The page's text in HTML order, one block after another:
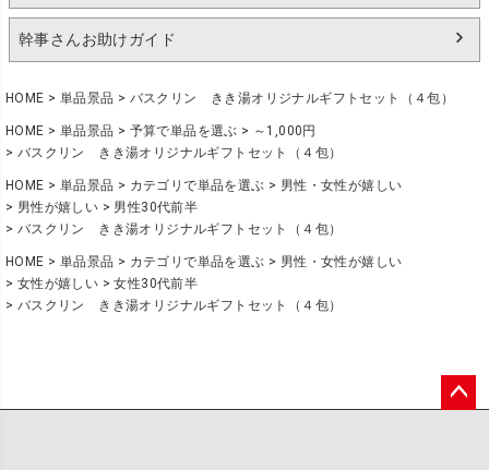
幹事さんお助けガイド
HOME 単品景品 バスクリン きき湯オリジナルギフトセット（４包）
HOME 単品景品 予算で単品を選ぶ
～1,000円
バスクリン きき湯オリジナルギフトセット（４包）
HOME 単品景品 カテゴリで単品を選ぶ
男性・女性が嬉しい
男性が嬉しい
男性30代前半
バスクリン きき湯オリジナルギフトセット（４包）
HOME 単品景品 カテゴリで単品を選ぶ
男性・女性が嬉しい
女性が嬉しい
女性30代前半
バスクリン きき湯オリジナルギフトセット（４包）